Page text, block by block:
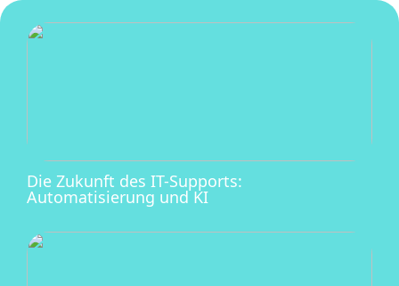
Die Zukunft des IT-Supports:
Automatisierung und KI